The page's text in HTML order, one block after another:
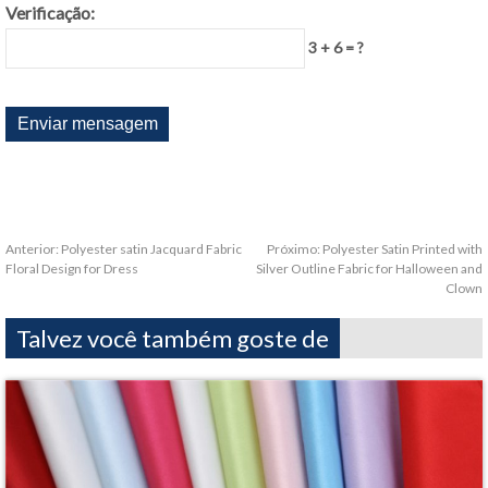
Verificação:
3 + 6 = ?
Anterior: Polyester satin Jacquard Fabric
Floral Design for Dress
Próximo: Polyester Satin Printed with
Silver Outline Fabric for Halloween and
Clown
Talvez você também goste de